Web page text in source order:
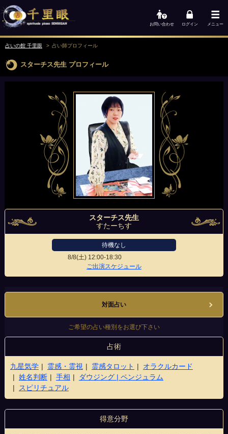
お問い合わせ ログイン メニュー
占いの館 千里眼 占い師プロフィール
スターチス先生 プロフィール
スターチス先生
すたーちす
待機なし
8/8(土) 12:00-18:30
ご出演スケジュール
対面占い
ご希望の占い種別をお選び下さい
占術
九星気学 霊感・霊視 霊感タロット
オラクルカード
姓名判断
手相
ダウジング | ペンジュラム
スピリチュアル
得意分野